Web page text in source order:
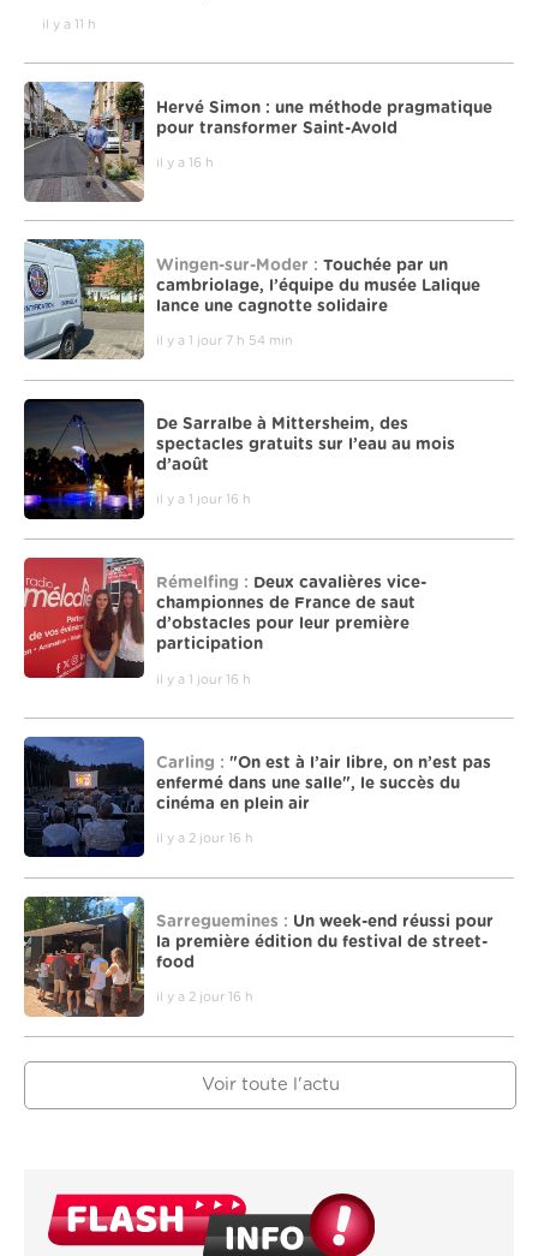
il y a 11 h
Hervé Simon : une méthode pragmatique
pour transformer Saint-Avold
il y a 16 h
Wingen-sur-Moder : Touchée par un
cambriolage, l’équipe du musée Lalique
lance une cagnotte solidaire
il y a 1 jour 7 h 54 min
De Sarralbe à Mittersheim, des
spectacles gratuits sur l’eau au mois
d’août
il y a 1 jour 16 h
Rémelfing : Deux cavalières vice-
championnes de France de saut
d’obstacles pour leur première
participation
il y a 1 jour 16 h
Carling : "On est à l’air libre, on n’est pas
enfermé dans une salle", le succès du
cinéma en plein air
il y a 2 jour 16 h
Sarreguemines : Un week-end réussi pour
la première édition du festival de street-
food
il y a 2 jour 16 h
Voir toute l'actu